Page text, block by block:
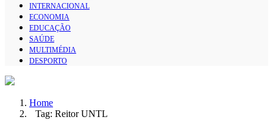
INTERNACIONAL
ECONOMIA
EDUCAÇÃO
SAÚDE
MULTIMÉDIA
DESPORTO
Home
Tag: Reitor UNTL